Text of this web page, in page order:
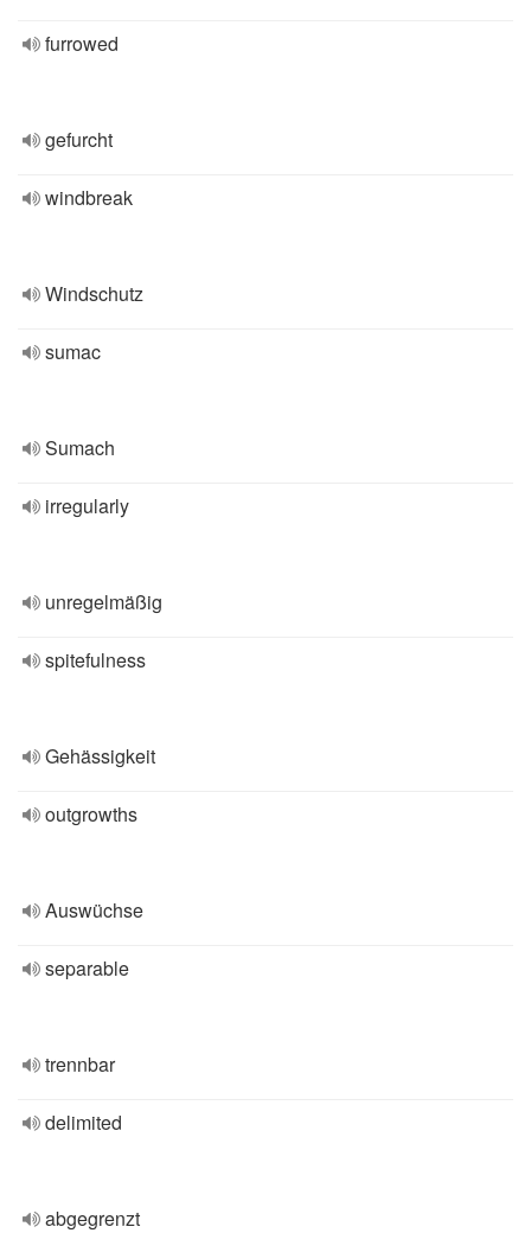
furrowed
gefurcht
windbreak
Windschutz
sumac
Sumach
irregularly
unregelmäßig
spitefulness
Gehässigkeit
outgrowths
Auswüchse
separable
trennbar
delimited
abgegrenzt